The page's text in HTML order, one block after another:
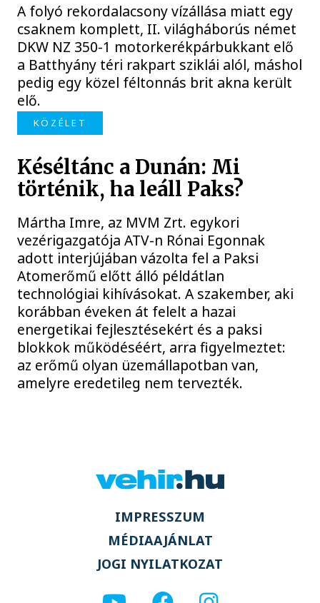
A folyó rekordalacsony vízállása miatt egy
csaknem komplett, II. világháborús német
DKW NZ 350-1 motorkerékpárbukkant elő
a Batthyány téri rakpart sziklái alól, máshol
pedig egy közel féltonnás brit akna került
elő.
KÖZÉLET
Késéltánc a Dunán: Mi
történik, ha leáll Paks?
Mártha Imre, az MVM Zrt. egykori
vezérigazgatója ATV-n Rónai Egonnak
adott interjújában vázolta fel a Paksi
Atomerőmű előtt álló példátlan
technológiai kihívásokat. A szakember, aki
korábban éveken át felelt a hazai
energetikai fejlesztésekért és a paksi
blokkok működéséért, arra figyelmeztet:
az erőmű olyan üzemállapotban van,
amelyre eredetileg nem tervezték.
IMPRESSZUM
MÉDIAAJÁNLAT
JOGI NYILATKOZAT